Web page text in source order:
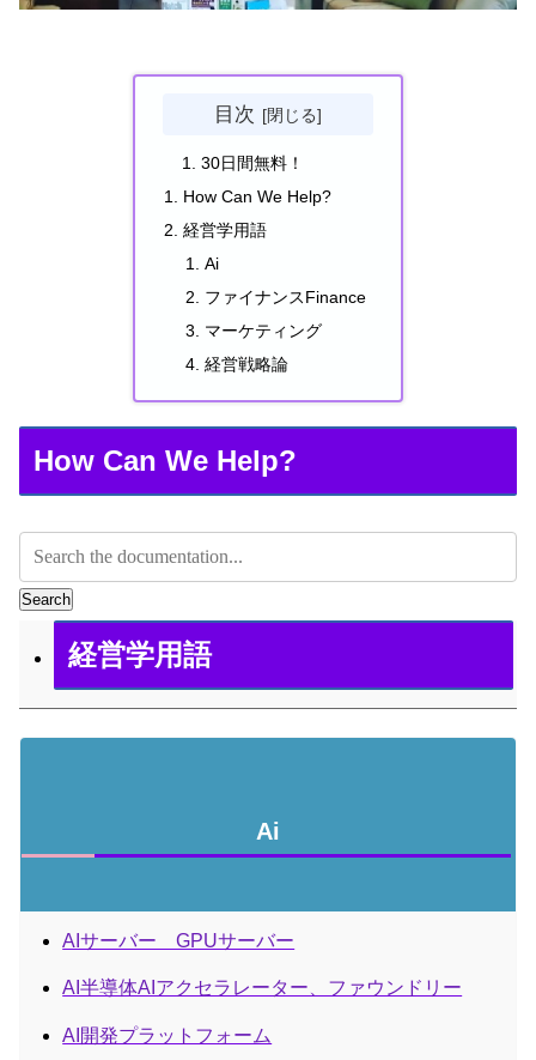
目次
30日間無料！
How Can We Help?
経営学用語
Ai
ファイナンスFinance
マーケティング
経営戦略論
How Can We Help?
Search
経営学用語
Ai
AIサーバー GPUサーバー
AI半導体AIアクセラレーター、ファウンドリー
AI開発プラットフォーム